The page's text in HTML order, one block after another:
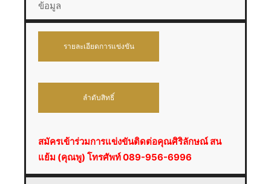
ข้อมูล
รายละเอียดการแข่งขัน
ลำดับสิทธิ์
สมัครเข้าร่วมการแข่งขันติดต่อคุณศิริลักษณ์ สน
แย้ม (คุณพู) โทรศัพท์ 089-956-6996